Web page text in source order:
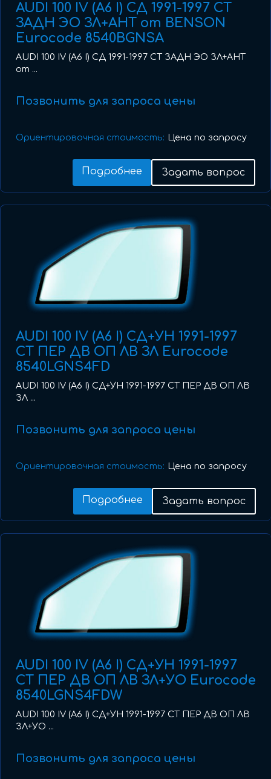
AUDI 100 IV (A6 I) СД 1991-1997 СТ
ЗАДН ЭО ЗЛ+АНТ от BENSON
Eurocode 8540BGNSA
AUDI 100 IV (A6 I) СД 1991-1997 СТ ЗАДН ЭО ЗЛ+АНТ
от ...
Позвонить для запроса цены
Ориентировочная стоимость: Цена по запросу
Подробнее Задать вопрос
AUDI 100 IV (A6 I) СД+УН 1991-1997
СТ ПЕР ДВ ОП ЛВ ЗЛ Eurocode
8540LGNS4FD
AUDI 100 IV (A6 I) СД+УН 1991-1997 СТ ПЕР ДВ ОП ЛВ
ЗЛ ...
Позвонить для запроса цены
Ориентировочная стоимость: Цена по запросу
Подробнее Задать вопрос
AUDI 100 IV (A6 I) СД+УН 1991-1997
СТ ПЕР ДВ ОП ЛВ ЗЛ+УО Eurocode
8540LGNS4FDW
AUDI 100 IV (A6 I) СД+УН 1991-1997 СТ ПЕР ДВ ОП ЛВ
ЗЛ+УО ...
Позвонить для запроса цены